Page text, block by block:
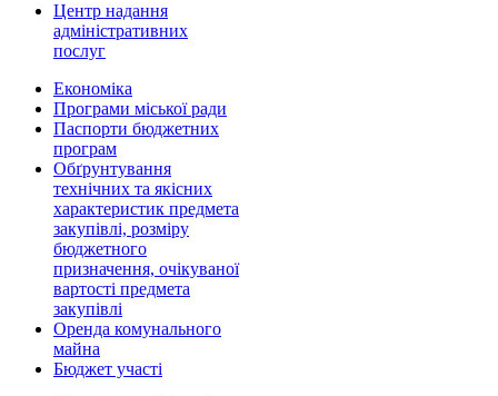
Центр надання
адміністративних
послуг
Економіка
Програми міської ради
Паспорти бюджетних
програм
Обґрунтування
технічних та якісних
характеристик предмета
закупівлі, розміру
бюджетного
призначення, очікуваної
вартості предмета
закупівлі
Оренда комунального
майна
Бюджет участі